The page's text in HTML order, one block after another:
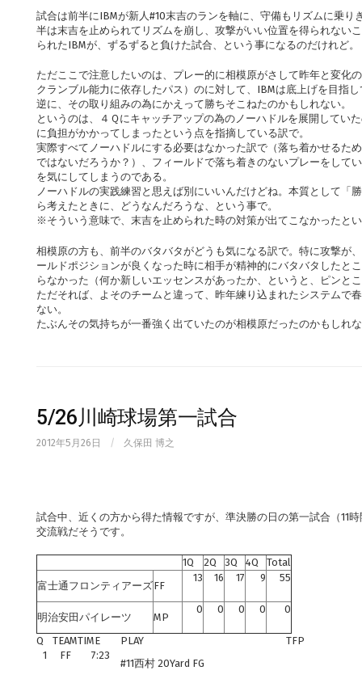
試合は前半にIBMが新人#10末吉のランを軸に、守備もリズムに乗り
半は末吉を止められてリズムを崩し、攻撃がいい位置を得られない
られたIBMが、ずるずると負けた試合、という事になるのだけれど。
ただここで注意したいのは、プレー的に相模原がさして昨年と変化
クランブル能力に依存したパス）のに対して、IBMは底上げを目指
逆に、その取り組みの為にかえって勝ちそこねたのかもしれない。
というのは、４Ｑにキャッチアップの為のノーハドルを展開してい
に負担がかかってしまったという点を指摘している訳で。
実際すべてノーハドルにする必要はなかった訳で（落ち着かせるた
ではないだろうか？）、フィールドで落ち着きのないプレーをして
を気にしてしまうのである。
ノーハドルの実践練習と思えば別にいいんだけどね。本質として「
ら考えたときに、どうなんだろうな、という事で。
※そういう意味で、末吉を止められた時の対策が出てこなかったと
相模原の方も、前半のバタバタがどうも気になる訳で。特に攻撃が
ールドポジションが良くなった時に相手が精神的にバタバタしたと
らなかった（何か新しいエッセンスがあったか、というと、ピンと
ただそれば、よそのチームと違って、昨年練り込まれたシステムで
ない。
たぶんその気持ちが一番強く出ていたのが相模原だったのかもしれ
5/26川崎球場第一試合
2012年5月26日 / 久保田 博之
試合中、近くの方から得た情報ですが、準決勝の日の第一試合（11
交流戦だそうです。
1Q 2Q 3Q 4Q
Total
富士通フロンティアーズFF
13 16 17 9 55
明治安田パイレーツ MP
0 0 0 0 0
Q TEAMTIME PLAY
TFP
1
FF 7:23
#11西村 20Yard FG